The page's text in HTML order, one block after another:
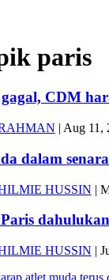
paris
CDM
| Aug 11,
dalam
HUSSIN |
HUSSIN |